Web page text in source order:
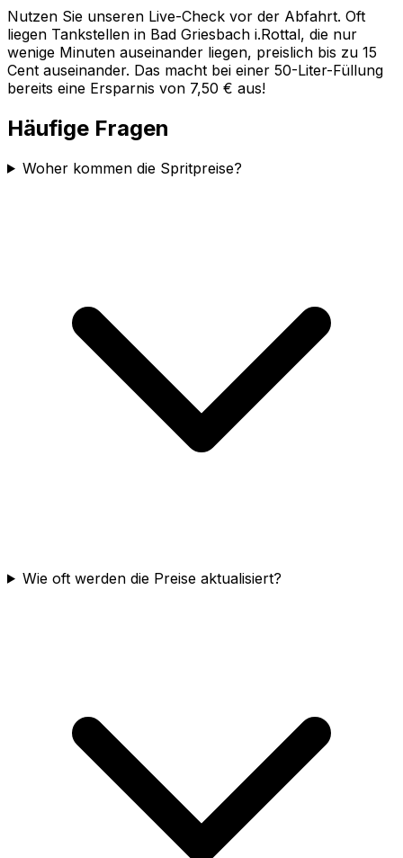
Nutzen Sie unseren Live-Check vor der Abfahrt. Oft
liegen Tankstellen in Bad Griesbach i.Rottal, die nur
wenige Minuten auseinander liegen, preislich bis zu 15
Cent auseinander. Das macht bei einer 50-Liter-Füllung
bereits eine Ersparnis von 7,50 € aus!
Häufige Fragen
Woher kommen die Spritpreise?
Wie oft werden die Preise aktualisiert?